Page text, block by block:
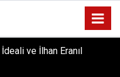
COŞKUSU: Kursiyerler